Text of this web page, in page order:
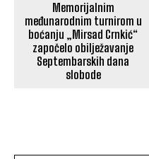
Memorijalnim
međunarodnim turnirom u
boćanju „Mirsad Crnkić“
započelo obilježavanje
Septembarskih dana
slobode